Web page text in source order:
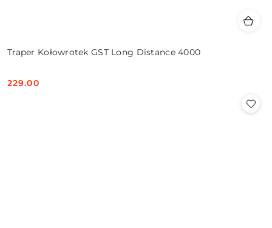
Traper Kołowrotek GST Long Distance 4000
Cena:
229.00